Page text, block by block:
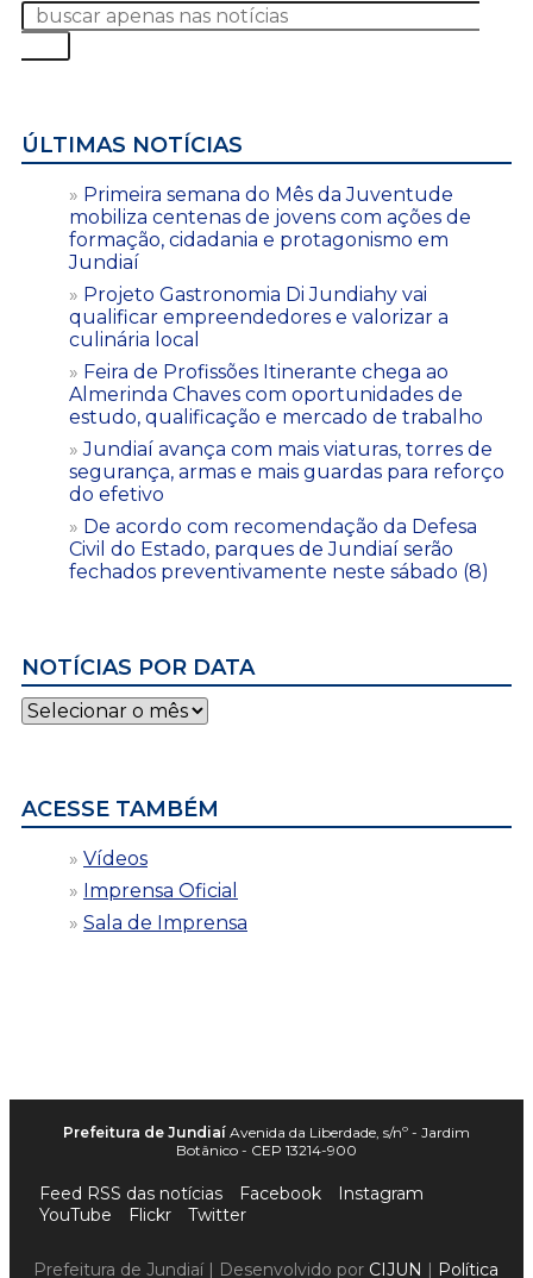
ÚLTIMAS NOTÍCIAS
Primeira semana do Mês da Juventude
mobiliza centenas de jovens com ações de
formação, cidadania e protagonismo em
Jundiaí
Projeto Gastronomia Di Jundiahy vai
qualificar empreendedores e valorizar a
culinária local
Feira de Profissões Itinerante chega ao
Almerinda Chaves com oportunidades de
estudo, qualificação e mercado de trabalho
Jundiaí avança com mais viaturas, torres de
segurança, armas e mais guardas para reforço
do efetivo
De acordo com recomendação da Defesa
Civil do Estado, parques de Jundiaí serão
fechados preventivamente neste sábado (8)
NOTÍCIAS POR DATA
Notícias
por
ACESSE TAMBÉM
Vídeos
Imprensa Oficial
Sala de Imprensa
Prefeitura de Jundiaí Avenida da Liberdade, s/nº - Jardim
Botânico - CEP 13214-900
Feed RSS das notícias Facebook
Instagram
YouTube
Flickr Twitter
Prefeitura de Jundiaí | Desenvolvido por CIJUN | Política